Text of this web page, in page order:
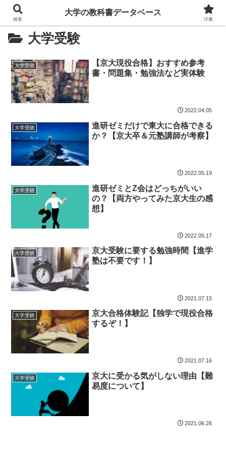
大学受験
大学受験
【京大現役合格】おすすめ参考
書・問題集・勉強法など実体験
2022.04.05
大学受験
進研ゼミだけで東大に合格できる
か？【京大卒＆元塾講師が考察】
2022.05.19
大学受験
進研ゼミとZ会はどっちがいい
の？【両方やってみた京大生の感
想】
2022.05.17
大学受験
京大受験に要する勉強時間【進学
塾は不要です！】
2021.07.15
大学受験
京大合格体験記【独学で現役合格
するぞ！】
2021.07.16
大学受験
京大に受かる気がしない理由【難
易度について】
2021.06.26
検索
大学の教科書データベース
洋書